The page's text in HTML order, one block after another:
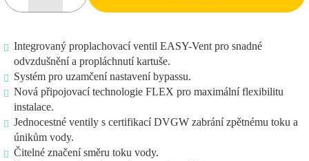
Integrovaný proplachovací ventil EASY-Vent pro snadné
odvzdušnění a propláchnutí kartuše.
Systém pro uzamčení nastavení bypassu.
Nová připojovací technologie FLEX pro maximální flexibilitu
instalace.
Jednocestné ventily s certifikací DVGW zabrání zpětnému toku a
únikům vody.
Čitelné značení směru toku vody.